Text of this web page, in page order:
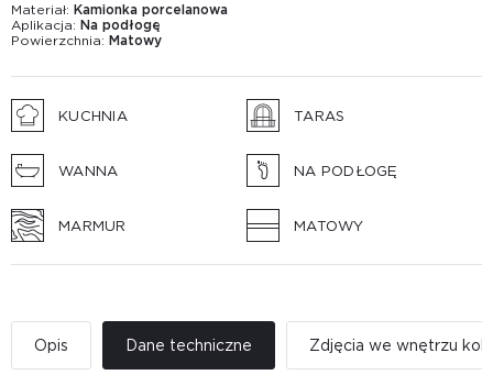
Materiał: Kamionka porcelanowa
Aplikacja: Na podłogę
Powierzchnia: Matowy
KUCHNIA TARAS
WANNA NA PODŁOGĘ
MARMUR MATOWY
Opis Dane techniczne Zdjęcia we wnętrzu